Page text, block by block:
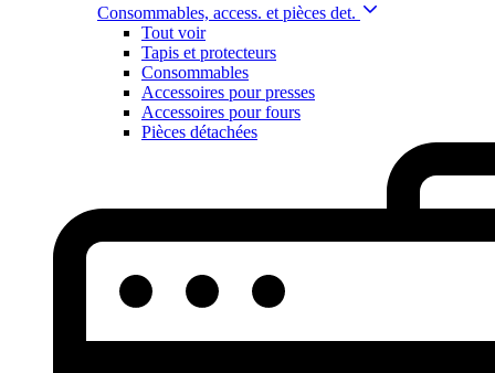
Consommables, access. et pièces det.
Tout voir
Tapis et protecteurs
Consommables
Accessoires pour presses
Accessoires pour fours
Pièces détachées